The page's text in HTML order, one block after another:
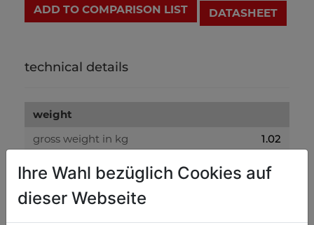
ADD TO COMPARISON LIST DATASHEET
technical details
weight
gross weight in kg
1.02
0.93
packaging
Ihre Wahl bezüglich Cookies auf
dieser Webseite